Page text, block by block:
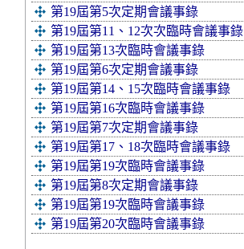
第19屆第5次定期會議事錄
第19屆第11、12次次臨時會議事錄
第19屆第13次臨時會議事錄
第19屆第6次定期會議事錄
第19屆第14、15次臨時會議事錄
第19屆第16次臨時會議事錄
第19屆第7次定期會議事錄
第19屆第17、18次臨時會議事錄
第19屆第19次臨時會議事錄
第19屆第8次定期會議事錄
第19屆第19次臨時會議事錄
第19屆第20次臨時會議事錄